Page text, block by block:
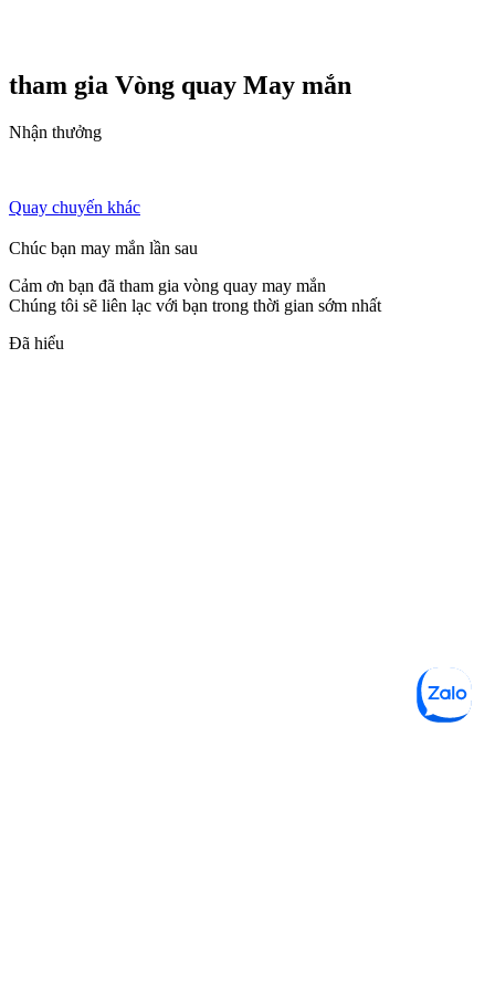
tham gia Vòng quay May mắn
Nhận thưởng
Quay chuyến khác
Chúc bạn may mắn lần sau
Cảm ơn bạn đã tham gia vòng quay may mắn
Chúng tôi sẽ liên lạc với bạn trong thời gian sớm nhất
Đã hiểu